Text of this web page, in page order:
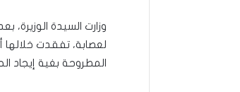
وزارت السيدة
لعصابة، تفقدت خلالها
المطروحة بغية إيجاد